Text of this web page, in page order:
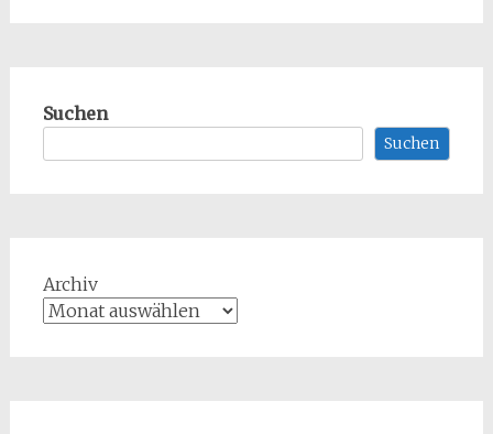
Suchen
Suchen
Archiv